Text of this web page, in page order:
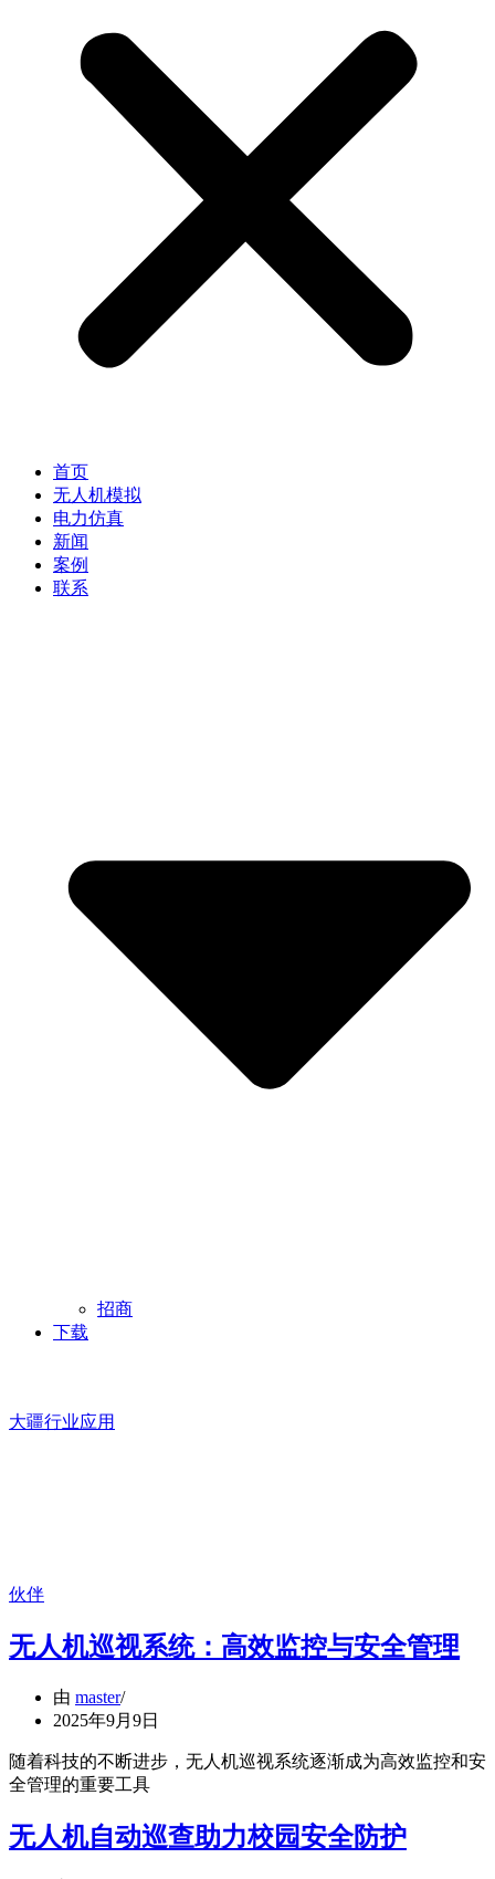
首页
无人机模拟
电力仿真
新闻
案例
联系
招商
下载
大疆行业应用
伙伴
无人机巡视系统：高效监控与安全管理
由 master
2025年9月9日
随着科技的不断进步，无人机巡视系统逐渐成为高效监控和安
全管理的重要工具
无人机自动巡查助力校园安全防护